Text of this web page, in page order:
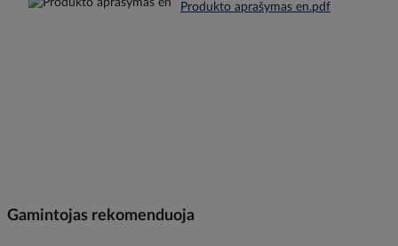
Produkto aprašymas en.pdf
Gamintojas rekomenduoja